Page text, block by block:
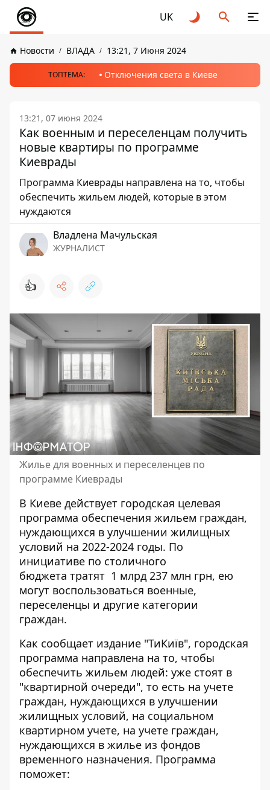
UK
Новости ВЛАДА 13:21, 7 Июня 2024
ТОПТЕМА: Отключения света в Киеве
13:21, 07 июня 2024
Как военным и переселенцам получить
новые квартиры по программе
Киеврады
Программа Киеврады направлена ​​на то, чтобы
обеспечить жильем людей, которые в этом
нуждаются
Владлена Мачульская
ЖУРНАЛИСТ
👍
Жилье для военных и переселенцев по
программе Киеврады
В Киеве действует городская целевая
программа обеспечения жильем граждан,
нуждающихся в улучшении жилищных
условий на 2022-2024 годы. По
инициативе по столичного
бюджета тратят 1 млрд 237 млн ​​грн, ею
могут воспользоваться военные,
переселенцы и другие категории
граждан.
Как сообщает издание "ТиКиїв", городская
программа направлена ​​на то, чтобы
обеспечить жильем людей: уже стоят в
"квартирной очереди", то есть на учете
граждан, нуждающихся в улучшении
жилищных условий, на социальном
квартирном учете, на учете граждан,
нуждающихся в жилье из фондов
временного назначения. Программа
поможет: